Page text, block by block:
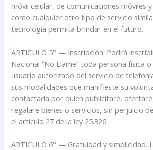
móvil celular, de comunicaciones móviles
como cualquier otro tipo de servicio
tecnología permita brindar en el futuro.
ARTICULO 5° — Inscripción. Podrá
Nacional “No Llame” toda persona física
usuario autorizado del servicio de
sus modalidades que manifieste su
contactada por quien publicitare,
regalare bienes o servicios, sin perjuicio
el artículo 27 de la ley 25.326.
ARTICULO 6° — Gratuidad y simplicidad.